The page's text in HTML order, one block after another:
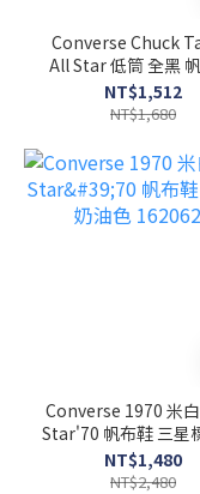
Converse Chuck
All Star 低筒 全黑
本款 休閒鞋
NT$1,512
NT$1,680
Converse 1970 米
Star'70 帆布鞋 三星
色 162062C
NT$1,480
NT$2,480